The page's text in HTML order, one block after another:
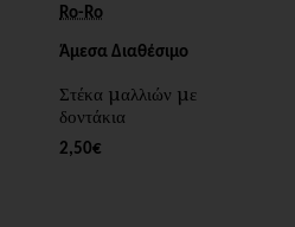
Ro-Ro
Άμεσα Διαθέσιμο
Στέκα μαλλιών με
δοντάκια
2,50€